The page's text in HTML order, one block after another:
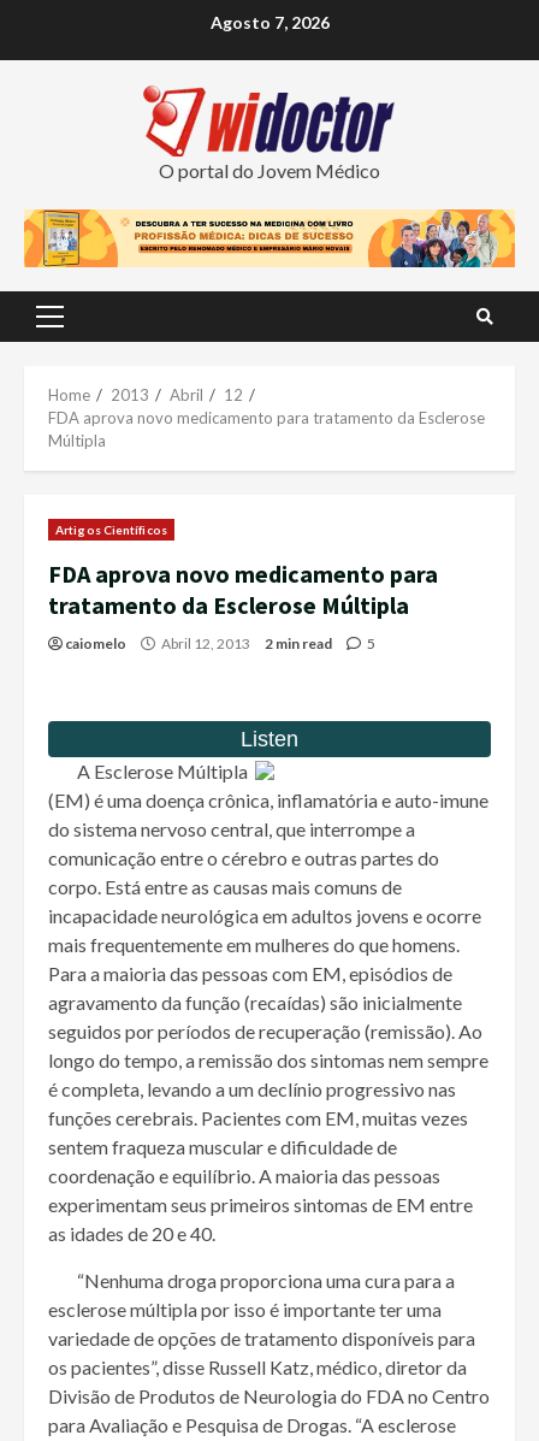
Agosto 7, 2026
O portal do Jovem Médico
Primary
Home 2013 Abril
12
FDA aprova novo medicamento para tratamento da Esclerose
Múltipla
Artigos Científicos
FDA aprova novo medicamento para
tratamento da Esclerose Múltipla
caiomelo Abril 12, 2013 2 min read 5
A Esclerose Múltipla
(EM) é uma doença crônica, inflamatória e auto-imune
do sistema nervoso central, que interrompe a
comunicação entre o cérebro e outras partes do
corpo. Está entre as causas mais comuns de
incapacidade neurológica em adultos jovens e ocorre
mais frequentemente em mulheres do que homens.
Para a maioria das pessoas com EM, episódios de
agravamento da função (recaídas) são inicialmente
seguidos por períodos de recuperação (remissão). Ao
longo do tempo, a remissão dos sintomas nem sempre
é completa, levando a um declínio progressivo nas
funções cerebrais. Pacientes com EM, muitas vezes
sentem fraqueza muscular e dificuldade de
coordenação e equilíbrio. A maioria das pessoas
experimentam seus primeiros sintomas de EM entre
as idades de 20 e 40.
“Nenhuma droga proporciona uma cura para a
esclerose múltipla por isso é importante ter uma
variedade de opções de tratamento disponíveis para
os pacientes”, disse Russell Katz, médico, diretor da
Divisão de Produtos de Neurologia do FDA no Centro
para Avaliação e Pesquisa de Drogas. “A esclerose